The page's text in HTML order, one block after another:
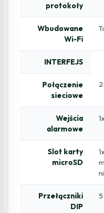
protokoły
Wbudowane
Wi-Fi
INTERFEJS
Połączenie
sieciowe
Wejścia
alarmowe
1x
Slot karty
microSD
Przełączniki
DIP